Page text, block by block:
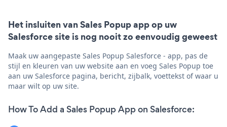
Het insluiten van Sales Popup app op uw
Salesforce site is nog nooit zo eenvoudig geweest
Maak uw aangepaste Sales Popup Salesforce - app, pas de
stijl en kleuren van uw website aan en voeg Sales Popup toe
aan uw Salesforce pagina, bericht, zijbalk, voettekst of waar u
maar wilt op uw site.
How To Add a Sales Popup App on Salesforce: